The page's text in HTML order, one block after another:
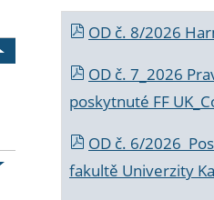
OD č. 8/2026
OD č. 7_2026
poskytnuté FF
OD č. 6/2026
fakultě Univerzity